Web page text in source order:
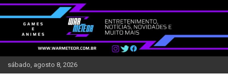
Skip
to
content
sábado, agosto 8, 2026